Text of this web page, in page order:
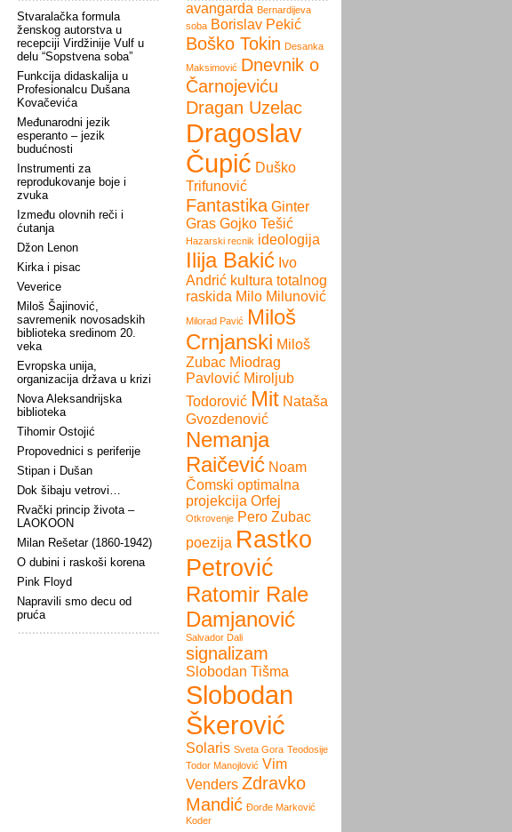
Stvaralačka formula
ženskog autorstva u
recepciji Virdžinije Vulf u
delu “Sopstvena soba”
Funkcija didaskalija u
Profesionalcu Dušana
Kovačevića
Međunarodni jezik
esperanto – jezik
budućnosti
Instrumenti za
reprodukovanje boje i
zvuka
Između olovnih reči i
ćutanja
Džon Lenon
Kirka i pisac
Veverice
Miloš Šajinović,
savremenik novosadskih
biblioteka sredinom 20.
veka
Evropska unija,
organizacija država u krizi
Nova Aleksandrijska
biblioteka
Tihomir Ostojić
Propovednici s periferije
Stipan i Dušan
Dok šibaju vetrovi…
Rvački princip života –
LAOKOON
Milan Rešetar (1860-1942)
O dubini i raskoši korena
Pink Floyd
Napravili smo decu od
pruća
avangarda Bernardijeva
soba Borislav Pekić
Boško Tokin Desanka
Maksimović Dnevnik o
Čarnojeviću
Dragan Uzelac
Dragoslav
Čupić Duško
Trifunović
Fantastika Ginter
Gras Gojko Tešić
Hazarski recnik ideologija
Ilija Bakić Ivo
Andrić kultura totalnog
raskida Milo Milunović
Milorad Pavić Miloš
Crnjanski Miloš
Zubac Miodrag
Pavlović Miroljub
Todorović Mit Nataša
Gvozdenović
Nemanja
Raičević Noam
Čomski optimalna
projekcija Orfej
Otkrovenje Pero Zubac
poezija Rastko
Petrović
Ratomir Rale
Damjanović
Salvador Dali
signalizam
Slobodan Tišma
Slobodan
Škerović
Solaris Sveta Gora Teodosije
Todor Manojlović Vim
Venders Zdravko
Mandić Đorđe Marković
Koder